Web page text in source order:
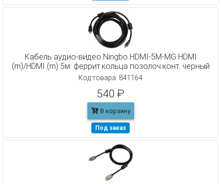
Кабель аудио-видео Ningbo HDMI-5M-MG HDMI
(m)/HDMI (m) 5м. феррит.кольца позолоч.конт. черный
Код товара: 841164
540 ₽
В корзину
Под заказ